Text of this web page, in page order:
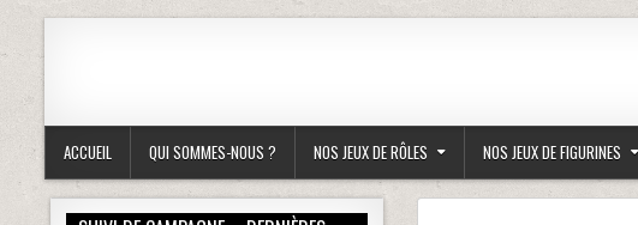
ACCUEIL QUI SOMMES-NOUS ? NOS JEUX DE RÔLES NOS JEUX DE FIGURINES